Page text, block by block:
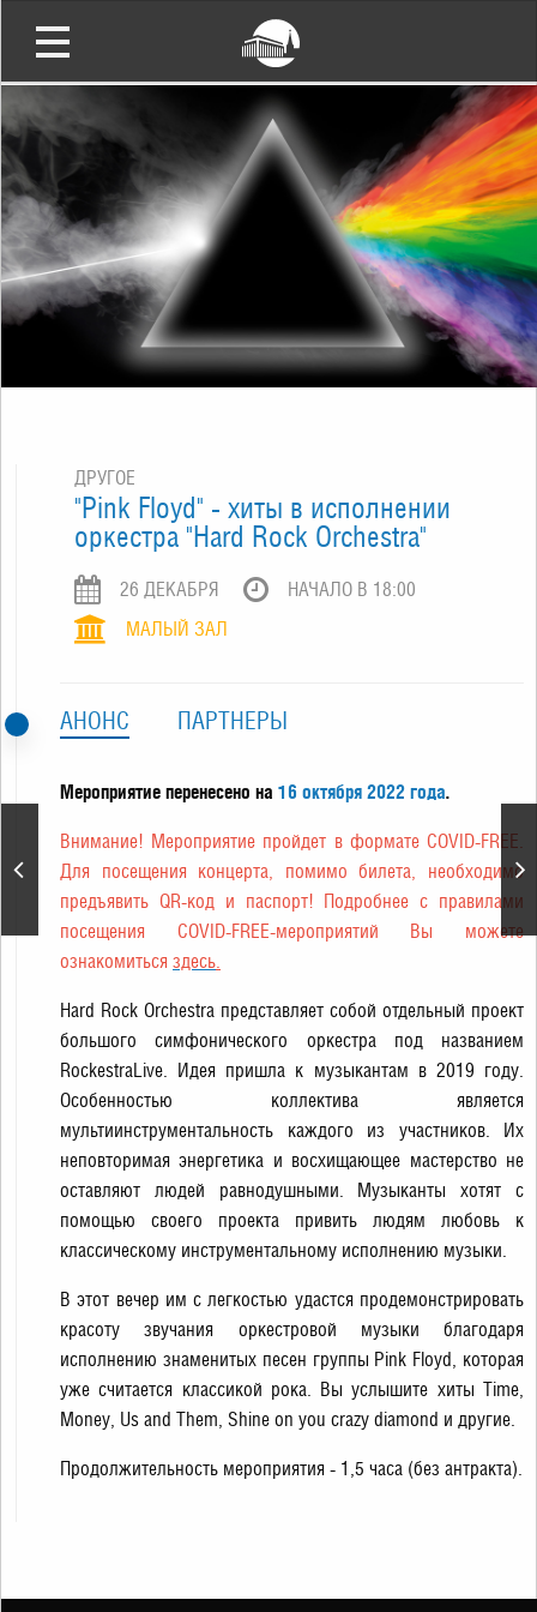
Арт-группа "Хор
Турецкого". Новогодний
ДРУГОЕ
"Pink Floyd" - хиты в исполнении
оркестра "Hard Rock Orchestra"
26 ДЕКАБРЯ
НАЧАЛО В 18:00
МАЛЫЙ ЗАЛ
АНОНС ПАРТНЕРЫ
Мероприятие перенесено на 16 октября 2022 года.
Внимание! Мероприятие пройдет в формате COVID-FREE.
Для посещения концерта, помимо билета, необходимо
предъявить QR-код и паспорт! Подробнее с правилами
посещения COVID-FREE-мероприятий Вы можете
ознакомиться здесь.
Hard Rock Orchestra представляет собой отдельный проект
большого симфонического оркестра под названием
RockestraLive. Идея пришла к музыкантам в 2019 году.
Особенностью коллектива является
мультиинструментальность каждого из участников. Их
неповторимая энергетика и восхищающее мастерство не
оставляют людей равнодушными. Музыканты хотят с
помощью своего проекта привить людям любовь к
классическому инструментальному исполнению музыки.
В этот вечер им с легкостью удастся продемонстрировать
красоту звучания оркестровой музыки благодаря
исполнению знаменитых песен группы Pink Floyd, которая
уже считается классикой рока. Вы услышите хиты Time,
Money, Us and Them, Shine on you crazy diamond и другие.
Продолжительность мероприятия - 1,5 часа (без антракта).